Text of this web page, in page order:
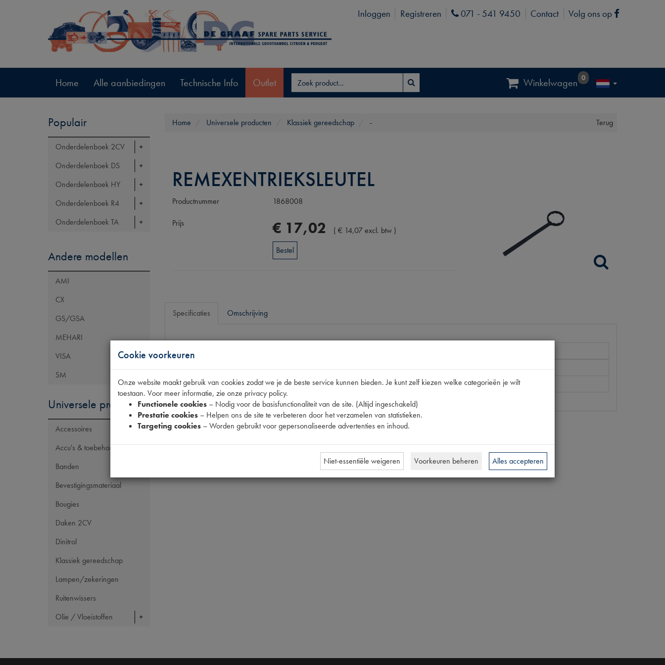
Inloggen Registreren Phone
071 - 541 9450 Contact Volg ons op Facebook
Home Alle aanbiedingen Technische Info Outlet Winkelwagen 0
Populair
Onderdelenboek 2CV
Onderdelenboek DS
Onderdelenboek HY
Onderdelenboek R4
Onderdelenboek TA
Andere modellen
AMI
CX
GS/GSA
MEHARI
VISA
SM
Universele producten
Accessoires
Accu's & toebehoren
Banden
Bevestigingsmateriaal
Bougies
Daken 2CV
Dinitrol
Klassiek gereedschap
Lampen/zekeringen
Ruitenwissers
Olie / Vloeistoffen
Terug
Home Universele producten Klassiek gereedschap -
REMEXENTRIEKSLEUTEL
Productnummer 1868008
Prijs € 17,02 (€ 14,07excl. btw )
Bestel
Specificaties Omschrijving
Model Citroën
2CV
Codes
A1.2735
Cookie voorkeuren
Onze website maakt gebruik van cookies zodat we je de beste service kunnen bieden. Je kunt zelf kiezen welke categorieën je wilt
toestaan. Voor meer informatie, zie onze privacy policy.
Functionele cookies – Nodig voor de basisfunctionaliteit van de site. (Altijd ingeschakeld)
Prestatie cookies – Helpen ons de site te verbeteren door het verzamelen van statistieken.
Targeting cookies – Worden gebruikt voor gepersonaliseerde advertenties en inhoud.
Niet-essentiële weigeren Voorkeuren beheren Alles accepteren